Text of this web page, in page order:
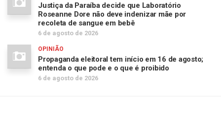
Justiça da Paraíba decide que Laboratório
Roseanne Dore não deve indenizar mãe por
recoleta de sangue em bebê
6 de agosto de 2026
OPINIÃO
Propaganda eleitoral tem início em 16 de agosto;
entenda o que pode e o que é proibido
6 de agosto de 2026